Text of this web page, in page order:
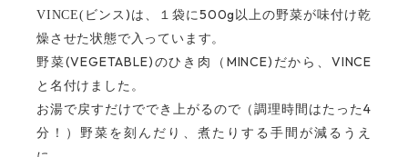
VINCE( ビンス ) は、１袋に500g 以上の野菜が味付け乾
燥させた状態で入っています。
野菜(VEGETABLE) のひき肉（ MINCE) だから、 VINCE
と名付けました。
お湯で戻すだけででき上がるので（調理時間はたった4
分！）野菜を刻んだり、煮たりする手間が減るうえ